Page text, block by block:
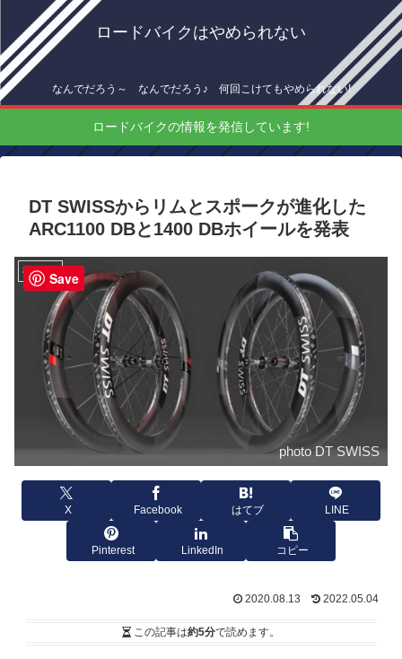
ロードバイクはやめられない
なんでだろう～ なんでだろう♪ 何回こけてもやめられない!
ロードバイクの情報を発信しています!
DT SWISSからリムとスポークが進化した
ARC1100 DBと1400 DBホイールを発表
機材情報
photo DT SWISS
X Facebook はてブ LINE
Pinterest LinkedIn コピー
2020.08.13 2022.05.04
この記事は約5分で読めます。
Save